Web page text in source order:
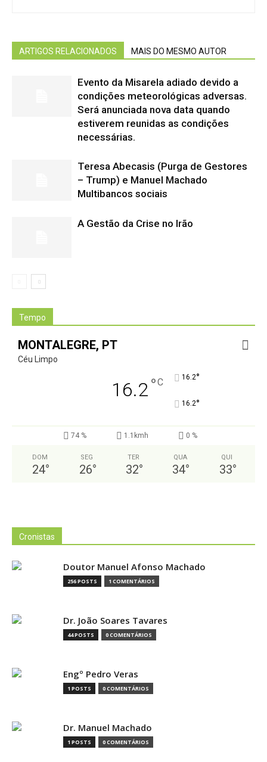
ARTIGOS RELACIONADOS MAIS DO MESMO AUTOR
Evento da Misarela adiado devido a
condições meteorológicas adversas.
Será anunciada nova data quando
estiverem reunidas as condições
necessárias.
Teresa Abecasis (Purga de Gestores
– Trump) e Manuel Machado
Multibancos sociais
A Gestão da Crise no Irão
Tempo
MONTALEGRE, PT
Céu Limpo
16.2°C 16.2°
16.2°
74 % 1.1kmh 0 %
DOM
24°
SEG
26°
TER
32°
QUA
34°
QUI
33°
Cronistas
Doutor Manuel Afonso Machado
256 POSTS 1 COMENTÁRIOS
Dr. João Soares Tavares
44 POSTS 0 COMENTÁRIOS
Engº Pedro Veras
1 POSTS 0 COMENTÁRIOS
Dr. Manuel Machado
1 POSTS 0 COMENTÁRIOS